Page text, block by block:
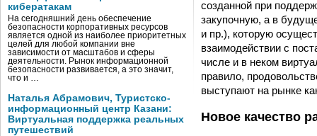
кибератакам
На сегодняшний день обеспечение
безопасности корпоративных ресурсов
является одной из наиболее приоритетных
целей для любой компании вне
зависимости от масштабов и сферы
деятельности. Рынок информационной
безопасности развивается, а это значит,
что и …
Наталья Абрамович, Туристско-
информационный центр Казани:
Виртуальная поддержка реальных
путешествий
созданной при
закупочную, а в
и пр.), которую
взаимодействии с
числе и в неком
правило,
выступают на рынке
Новое качество